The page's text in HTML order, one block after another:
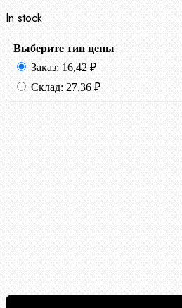
In stock
Выберите тип цены
Заказ: 16,42 ₽
Склад: 27,36 ₽